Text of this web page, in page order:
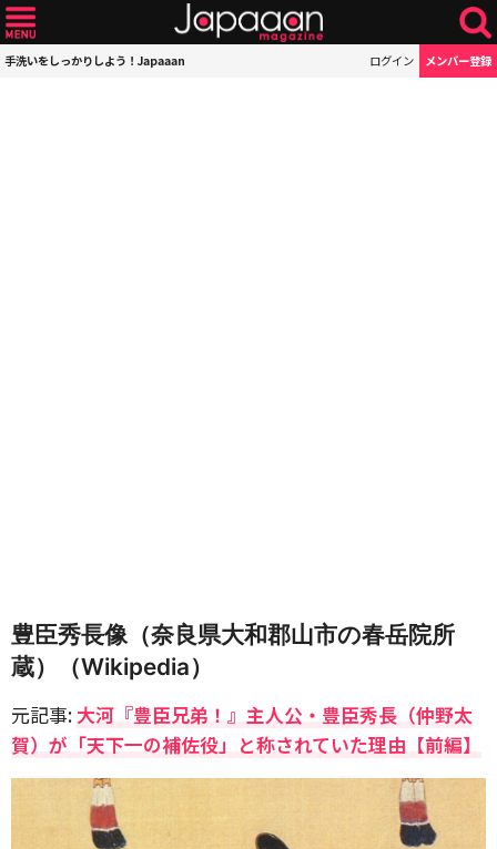
手洗いをしっかりしよう！Japaaan ログイン メンバー登録
豊臣秀長像（奈良県大和郡山市の春岳院所
蔵）（Wikipedia）
元記事:大河『豊臣兄弟！』主人公・豊臣秀長（仲野太
賀）が「天下一の補佐役」と称されていた理由【前編】